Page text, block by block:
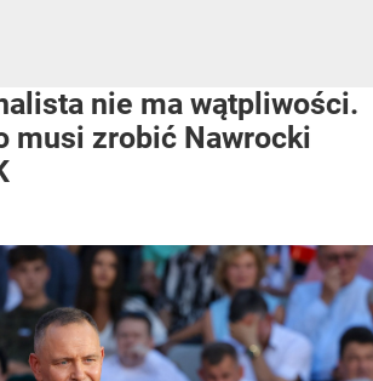
nie ma wątpliwości.
musi zrobić Nawrocki